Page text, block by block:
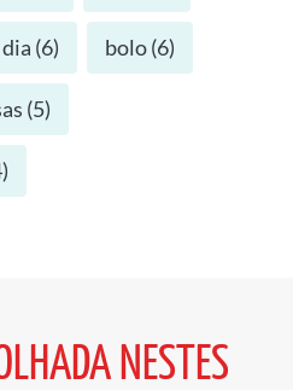
(6) bolo(6)
(5)
)
NESTES